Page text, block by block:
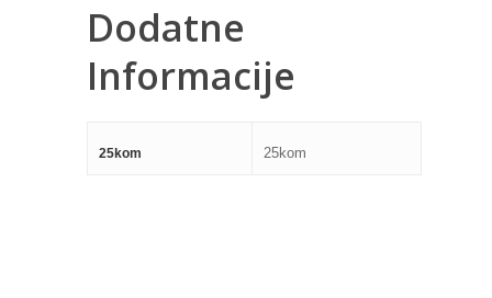
Dodatne
Informacije
25kom 25kom